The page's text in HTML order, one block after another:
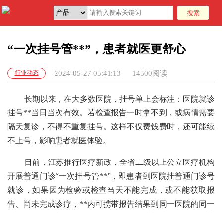
“一次挂号管**”，患者就医更舒心
行业动态 2024-05-27 05:41:13 14500阅读
长期以来，在大多数医院，挂号单上会标注：医院就诊
挂号**当日当次有效。若检查报告一时拿不到，或病情需要
隔天复诊，不得不重复挂号。这样不仅费钱费时，还可能续
不上号，影响患者就医体验。
日前，江苏推行医疗新政，全省二级以上公立医疗机构
开展普通门诊“一次挂号管**”，即患者到医院挂普通门诊号
就诊，如果因为检验或检查当天不能完成，或不能获取报
告、尚未完成诊疗，**内可携带报告结果到同一医院的同一